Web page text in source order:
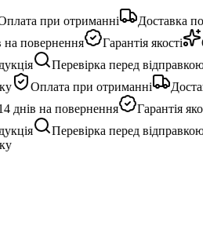
при отриманні Доставка по
повернення
Гарантія якості
Перевірка перед відправкою
Оплата при отриманні
днів на повернення
Гарантія
Перевірка перед відправкою